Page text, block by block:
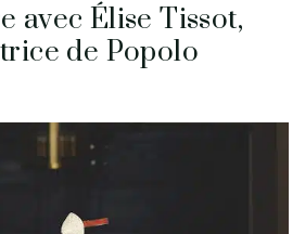
avec Élise Tissot,
de Popolo